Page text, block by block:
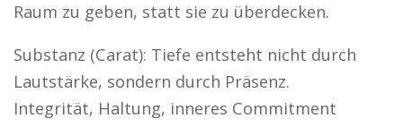
Raum zu geben, statt sie zu überdecken.
Substanz (Carat): Tiefe entsteht nicht durch
Lautstärke, sondern durch Präsenz.
Integrität, Haltung, inneres Commitment